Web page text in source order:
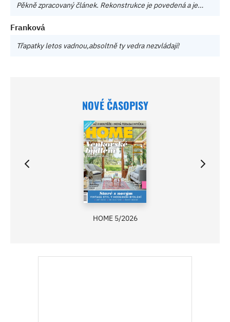
Pěkně zpracovaný článek. Rekonstrukce je povedená a je…
Franková
Třapatky letos vadnou,absoltně ty vedra nezvládají!
NOVÉ ČASOPISY
HOME 5/2026